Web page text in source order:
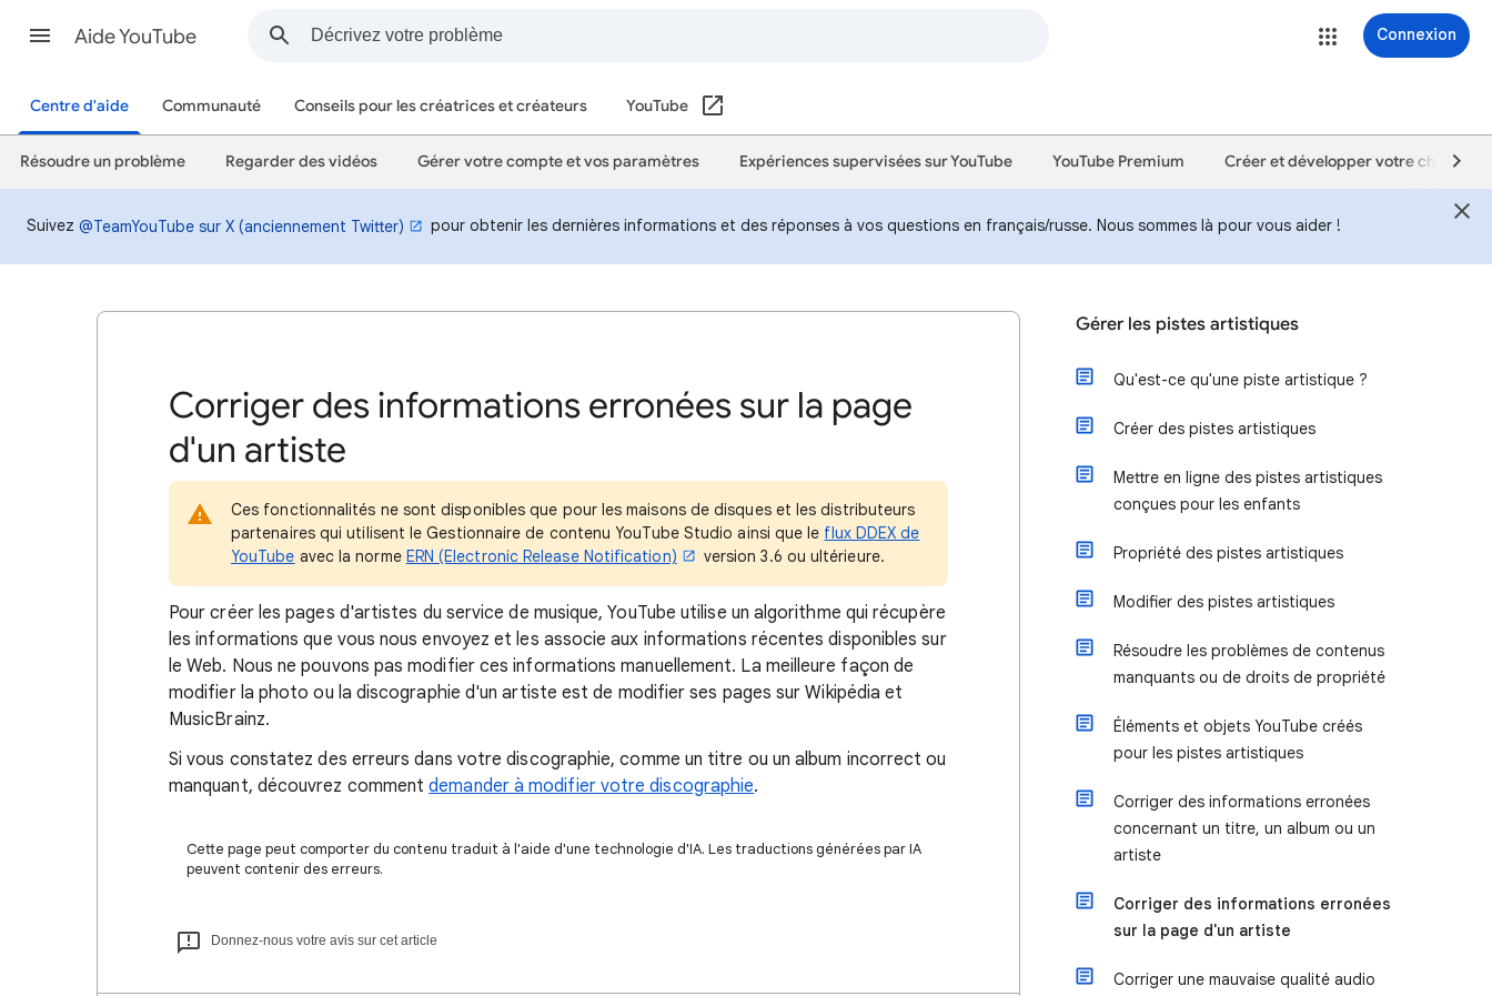
Aide YouTube Connexion
Centre d'aide Communauté Conseils pour les créatrices et créateurs YouTube
Résoudre un problème Regarder des vidéos Gérer votre compte et vos paramètres Expériences supervisées sur YouTube YouTube Premium Créer et développer votre chaîne
Suivez @TeamYouTube sur X (anciennement Twitter) pour obtenir les dernières informations et des réponses à vos questions en français/russe. Nous sommes là pour vous aider !
Corriger des informations erronées sur la page
d'un artiste
Ces fonctionnalités ne sont disponibles que pour les maisons de disques et les distributeurs
partenaires qui utilisent le Gestionnaire de contenu YouTube Studio ainsi que le flux DDEX de
YouTube avec la norme ERN (Electronic Release Notification) version 3.6 ou ultérieure.
Pour créer les pages d'artistes du service de musique, YouTube utilise un algorithme qui récupère
les informations que vous nous envoyez et les associe aux informations récentes disponibles sur
le Web. Nous ne pouvons pas modifier ces informations manuellement. La meilleure façon de
modifier la photo ou la discographie d'un artiste est de modifier ses pages sur Wikipédia et
MusicBrainz.
Si vous constatez des erreurs dans votre discographie, comme un titre ou un album incorrect ou
manquant, découvrez commentdemander à modifier votre discographie.
Cette page peut comporter du contenu traduit à l'aide d'une technologie d'IA. Les traductions générées par IA
peuvent contenir des erreurs.
Donnez-nous votre avis sur cet article
Gérer les pistes artistiques
Qu'est-ce qu'une piste artistique ?
Créer des pistes artistiques
Mettre en ligne des pistes artistiques
conçues pour les enfants
Propriété des pistes artistiques
Modifier des pistes artistiques
Résoudre les problèmes de contenus
manquants ou de droits de propriété
Éléments et objets YouTube créés
pour les pistes artistiques
Corriger des informations erronées
concernant un titre, un album ou un
artiste
Corriger des informations erronées
sur la page d'un artiste
Corriger une mauvaise qualité audio